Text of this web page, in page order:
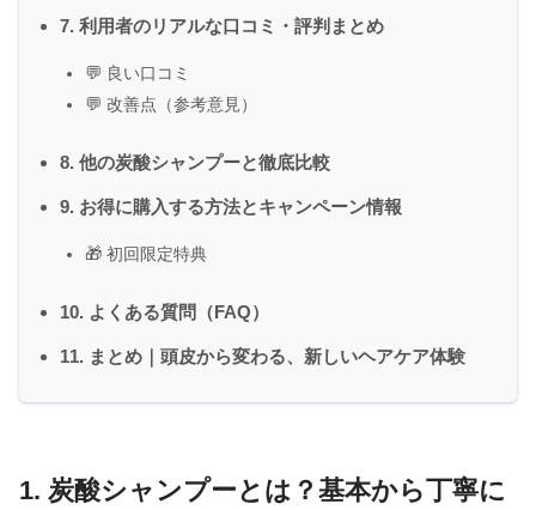
7. 利用者のリアルな口コミ・評判まとめ
💬 良い口コミ
💬 改善点（参考意見）
8. 他の炭酸シャンプーと徹底比較
9. お得に購入する方法とキャンペーン情報
🎁 初回限定特典
10. よくある質問（FAQ）
11. まとめ｜頭皮から変わる、新しいヘアケア体験
1. 炭酸シャンプーとは？基本から丁寧に